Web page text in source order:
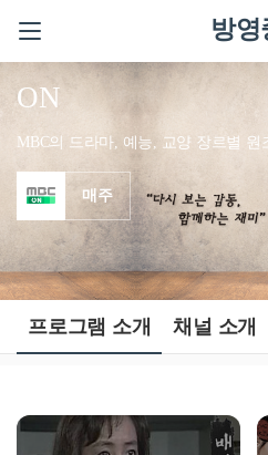
방영
ON
MBC의 드라마, 예능, 교양 장르별 원
매주
프로그램 소개 채널 소개